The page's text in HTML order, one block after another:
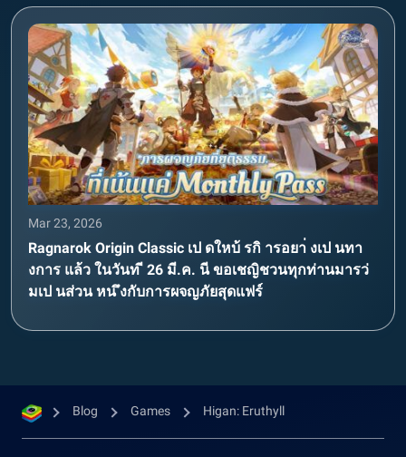
Mar 23, 2026
Ragnarok Origin Classic เป ดใหบ้ รกิ ารอยา่ งเป นทา
งการ แล้ว ในวันท ี 26 มี.ค. นี ขอเชญิชวนทุกท่านมารว่
มเป นส่วน หน ึงกับการผจญภัยสุดแฟร์
Blog Games Higan: Eruthyll